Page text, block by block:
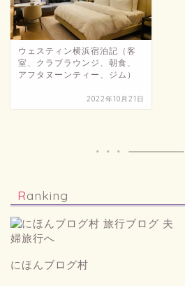
ウェスティン横浜宿泊記（客
室、クラブラウンジ、朝食、
アフタヌーンティー、ジム）
2022年10月21日
Ranking
にほんブログ村